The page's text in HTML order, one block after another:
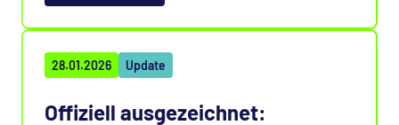
28.01.2026 Update
Offiziell ausgezeichnet: